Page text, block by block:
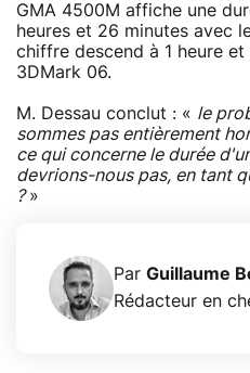
GMA 4500M affiche une
heures et 26 minutes avec
chiffre descend à 1 heure
3DMark 06.
M. Dessau conclut : « le
sommes pas entièrement
ce qui concerne le durée
devrions-nous pas, en tant
?»
Par Guillaume
Rédacteur en